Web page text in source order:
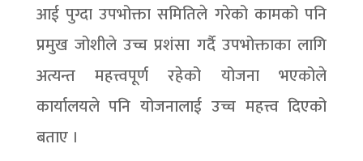
आई पुग्दा उपभोक्ता समितिले गरेको कामको पनि
प्रमुख जोशीले उच्च प्रशंसा गर्दै उपभोक्ताका लागि
अत्यन्त महत्त्वपूर्ण रहेको योजना भएकोले
कार्यालयले पनि योजनालाई उच्च महत्त्व दिएको
बताए ।